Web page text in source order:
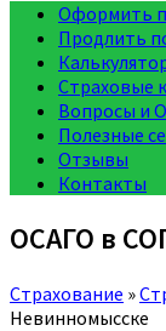
Оформить
Продлить
Страховые
Вопросы и
Полезные
Отзывы
Контакты
ОСАГО в
Страхование »
Невинномысске